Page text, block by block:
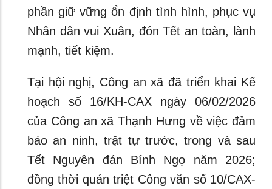
phần giữ vững ổn định tình hình, phục vụ
Nhân dân vui Xuân, đón Tết an toàn, lành
mạnh, tiết kiệm.
Tại hội nghị, Công an xã đã triển khai Kế
hoạch số 16/KH-CAX ngày 06/02/2026
của Công an xã Thạnh Hưng về việc đảm
bảo an ninh, trật tự trước, trong và sau
Tết Nguyên đán Bính Ngọ năm 2026;
đồng thời quán triệt Công văn số 10/CAX-